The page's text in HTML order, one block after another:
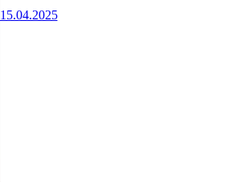
15.04.2025